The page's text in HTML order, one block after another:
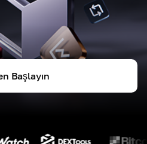
Başlayın